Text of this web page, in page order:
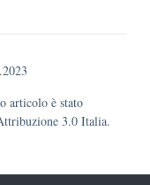
articolo è stato
3.0 Italia.